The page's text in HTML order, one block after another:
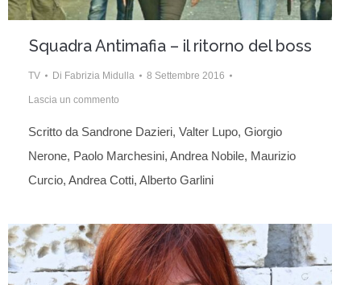
Squadra Antimafia – il ritorno del boss
TV Di Fabrizia Midulla 8 Settembre 2016
Lascia un commento
Scritto da Sandrone Dazieri, Valter Lupo, Giorgio
Nerone, Paolo Marchesini, Andrea Nobile, Maurizio
Curcio, Andrea Cotti, Alberto Garlini